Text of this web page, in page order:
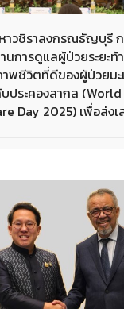
าวชิราลงกรณธัญบุรี
การดูแลผู้ป่วยระยะท้
พชีวิตที่ดีของผู้ป่วยมะเ
ประคองสากล
Day 2025) เพื่อส่งเ